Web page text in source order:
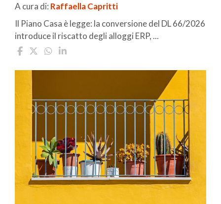
A cura di: Raffaella Capritti
Il Piano Casa è legge: la conversione del DL 66/2026
introduce il riscatto degli alloggi ERP, ...